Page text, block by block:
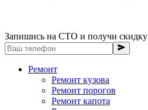
Запишись на СТО и получи скидку
Ремонт
Ремонт кузова
Ремонт порогов
Ремонт капота